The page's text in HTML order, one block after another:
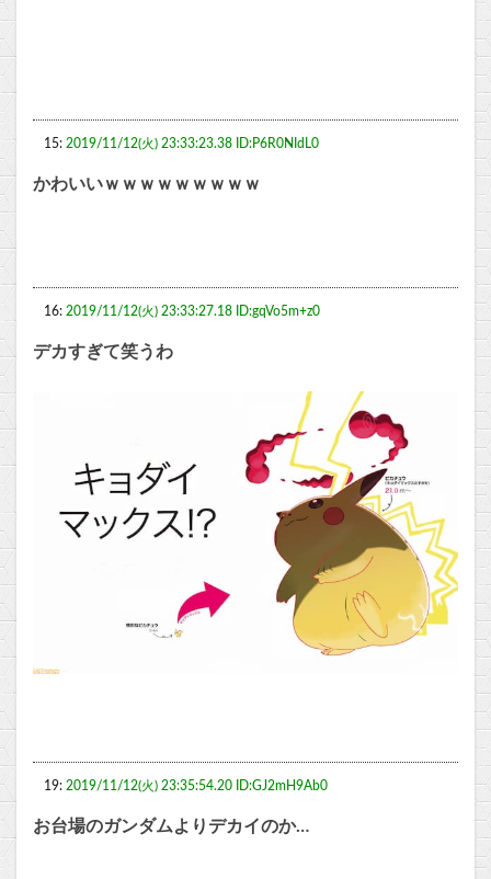
15: 2019/11/12(火) 23:33:23.38 ID:P6R0NIdL0
かわいいｗｗｗｗｗｗｗｗｗ
16: 2019/11/12(火) 23:33:27.18 ID:gqVo5m+z0
デカすぎて笑うわ
19: 2019/11/12(火) 23:35:54.20 ID:GJ2mH9Ab0
お台場のガンダムよりデカイのか…